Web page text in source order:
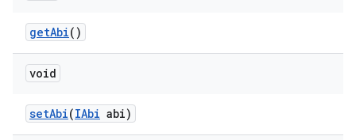
getAbi()
void
setAbi(IAbi abi)